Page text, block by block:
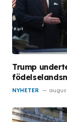
Trump
NYHETER